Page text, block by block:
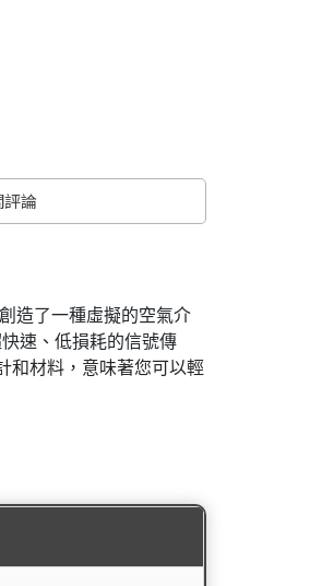
論
造了一種虛擬的空氣介
速、低損耗的信號傳
和材料，意味著您可以輕